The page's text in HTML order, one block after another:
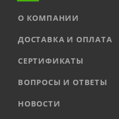
О КОМПАНИИ
ДОСТАВКА И ОПЛАТА
СЕРТИФИКАТЫ
ВОПРОСЫ И ОТВЕТЫ
НОВОСТИ